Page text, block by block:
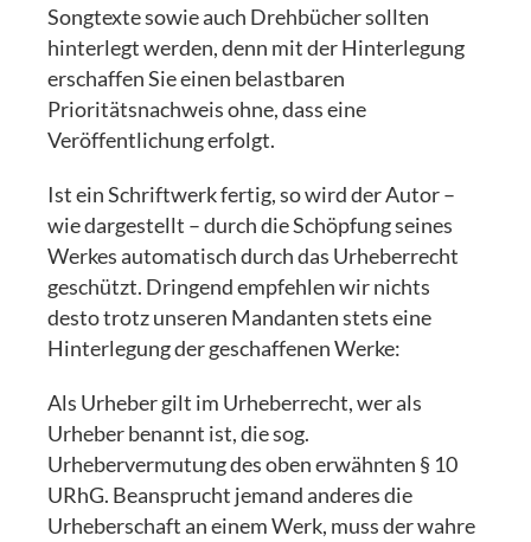
Songtexte sowie auch Drehbücher sollten
hinterlegt werden, denn mit der Hinterlegung
erschaffen Sie einen belastbaren
Prioritätsnachweis ohne, dass eine
Veröffentlichung erfolgt.
Ist ein Schriftwerk fertig, so wird der Autor –
wie dargestellt – durch die Schöpfung seines
Werkes automatisch durch das Urheberrecht
geschützt. Dringend empfehlen wir nichts
desto trotz unseren Mandanten stets eine
Hinterlegung der geschaffenen Werke:
Als Urheber gilt im Urheberrecht, wer als
Urheber benannt ist, die sog.
Urhebervermutung des oben erwähnten § 10
URhG. Beansprucht jemand anderes die
Urheberschaft an einem Werk, muss der wahre